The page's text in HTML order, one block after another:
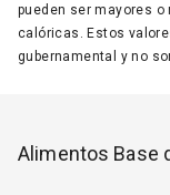
pueden ser mayores
calóricas. Estos
gubernamental y no
Alimentos Base